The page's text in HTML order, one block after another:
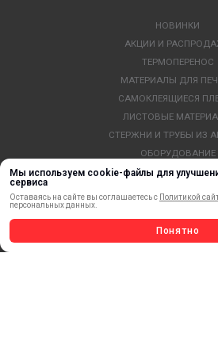
Мы используем cookie-файлы для
сервиса
Оставаясь на сайте вы соглашаетесь с Политикой
персональных данных.
Понятно
НОВИНКИ
АКЦИИ И
ТЕРМОПЕРЕНОС
МАТЕРИАЛЫ ДЛЯ
САМОКЛЕЯЩИЕСЯ
ЛИСТОВЫЕ
СТЕРЖНИ И ТРУБЫ ИЗ
ОБОРУДОВАНИЕ
ФЛАГШТОКИ
МОБИЛЬНЫЕ СТЕНДЫ И
УСЛУГИ И СЕРВИС